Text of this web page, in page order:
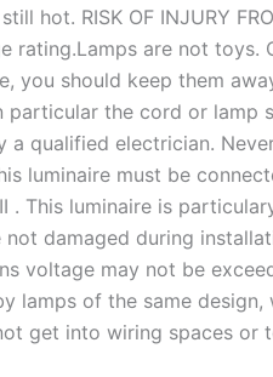
hot. RISK OF INJURY
rating.Lamps are not
you should keep them
particular the cord or lamp
a qualified electrician.
luminaire must be
. This luminaire is
damaged during
voltage may not be
lamps of the same
get into wiring spaces